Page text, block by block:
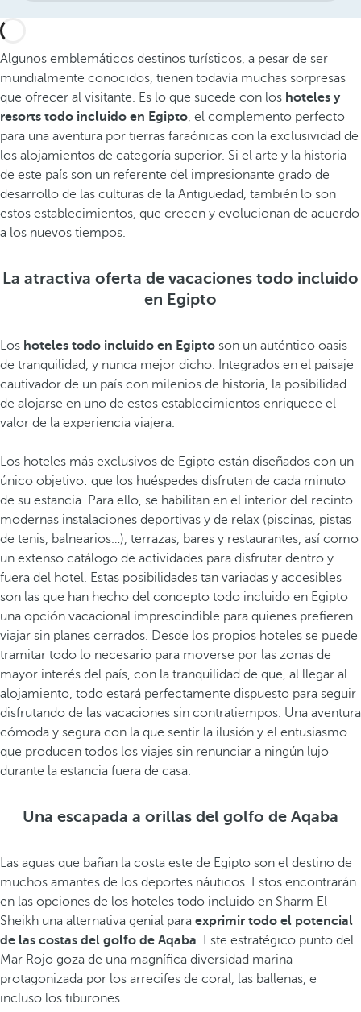
Algunos emblemáticos destinos turísticos, a pesar de ser
mundialmente conocidos, tienen todavía muchas sorpresas
que ofrecer al visitante. Es lo que sucede con los hoteles y
resorts todo incluido en Egipto, el complemento perfecto
para una aventura por tierras faraónicas con la exclusividad de
los alojamientos de categoría superior. Si el arte y la historia
de este país son un referente del impresionante grado de
desarrollo de las culturas de la Antigüedad, también lo son
estos establecimientos, que crecen y evolucionan de acuerdo
a los nuevos tiempos.
La atractiva oferta de vacaciones todo incluido
en Egipto
Los hoteles todo incluido en Egipto son un auténtico oasis
de tranquilidad, y nunca mejor dicho. Integrados en el paisaje
cautivador de un país con milenios de historia, la posibilidad
de alojarse en uno de estos establecimientos enriquece el
valor de la experiencia viajera.
Los hoteles más exclusivos de Egipto están diseñados con un
único objetivo: que los huéspedes disfruten de cada minuto
de su estancia. Para ello, se habilitan en el interior del recinto
modernas instalaciones deportivas y de relax (piscinas, pistas
de tenis, balnearios…), terrazas, bares y restaurantes, así como
un extenso catálogo de actividades para disfrutar dentro y
fuera del hotel. Estas posibilidades tan variadas y accesibles
son las que han hecho del concepto todo incluido en Egipto
una opción vacacional imprescindible para quienes prefieren
viajar sin planes cerrados. Desde los propios hoteles se puede
tramitar todo lo necesario para moverse por las zonas de
mayor interés del país, con la tranquilidad de que, al llegar al
alojamiento, todo estará perfectamente dispuesto para seguir
disfrutando de las vacaciones sin contratiempos. Una aventura
cómoda y segura con la que sentir la ilusión y el entusiasmo
que producen todos los viajes sin renunciar a ningún lujo
durante la estancia fuera de casa.
Una escapada a orillas del golfo de Aqaba
Las aguas que bañan la costa este de Egipto son el destino de
muchos amantes de los deportes náuticos. Estos encontrarán
en las opciones de los hoteles todo incluido en Sharm El
Sheikh una alternativa genial para exprimir todo el potencial
de las costas del golfo de Aqaba. Este estratégico punto del
Mar Rojo goza de una magnífica diversidad marina
protagonizada por los arrecifes de coral, las ballenas, e
incluso los tiburones.